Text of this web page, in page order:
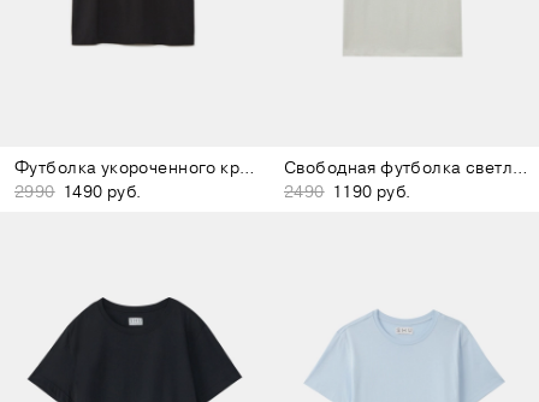
Футболка укороченного кроя чёрная
2990 1490 руб.
Свободная футболка светло-серая
2490 1190 руб.